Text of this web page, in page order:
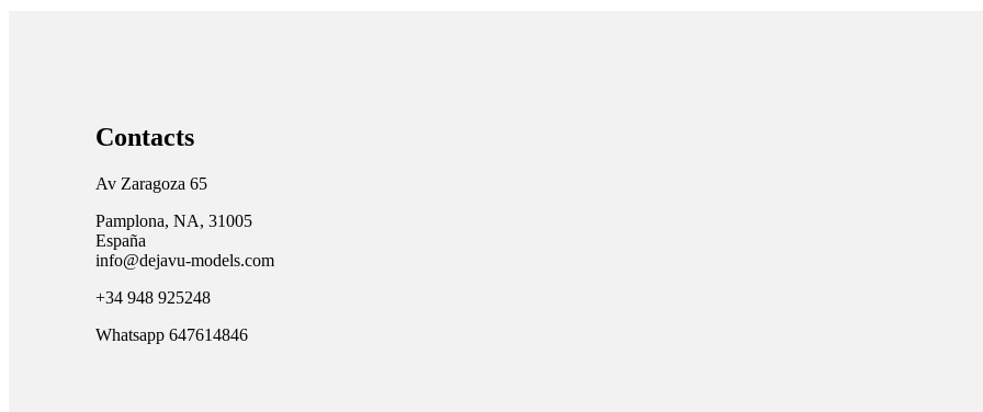
Contacts
Av Zaragoza 65
Pamplona, NA, 31005
España
info@dejavu-models.com
+34 948 925248
Whatsapp 647614846